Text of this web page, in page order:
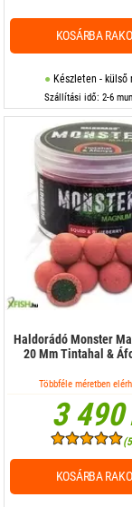
Készleten - külső
Szállítási idő: 2-6
KOSÁRBA
Haldorádó Monster
20 Mm Tintahal &
Többféle méretben
3 490
KOSÁRBA